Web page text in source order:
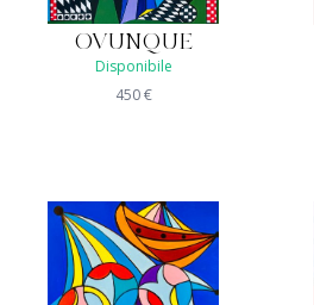
OVUNQUE
Disponibile
450€